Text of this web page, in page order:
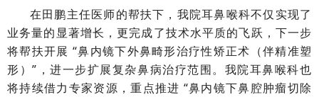
在田鹏主任医师的帮扶下，我院耳鼻喉科不仅实现了
业务量的显著增长，更完成了技术水平质的飞跃， 下一步
将帮扶开展 “鼻内镜下外鼻畸形治疗性矫正术（伴精准塑
形）”，进一步扩展复杂鼻病治疗范围。我院耳鼻喉科也
将持续借力专家资源，重点推进 “鼻内镜下鼻腔肿瘤切除